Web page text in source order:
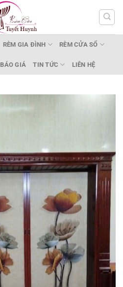
RÈM GIA ĐÌNH RÈM CỬA SỔ
BÁO GIÁ TIN TỨC LIÊN HỆ